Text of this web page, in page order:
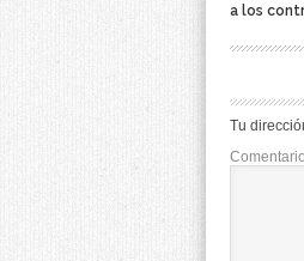
a los
Tu
Comentario